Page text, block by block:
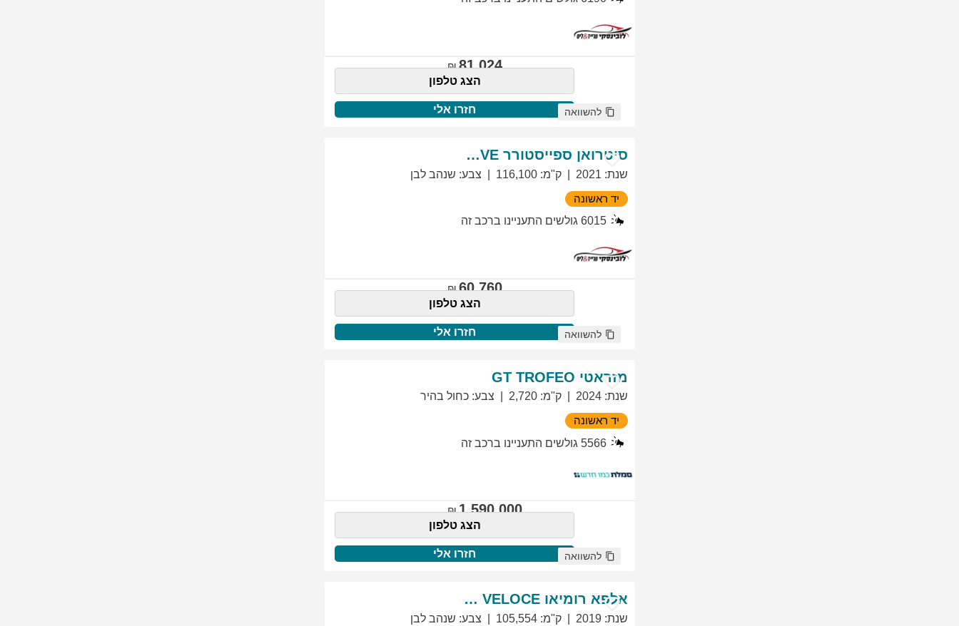
81,024
הצג טלפון
חזרו אלי להשוואה
סיטרואן ספייסטורר EXCLUSIVE
שנת:
2021 ק"מ:
116,100 צבע: שנהב לבן
יד ראשונה
6015 גולשים התעניינו ברכב זה
60,760
הצג טלפון
חזרו אלי להשוואה
מזראטי GT TROFEO
שנת:
2024 ק"מ:
2,720 צבע: כחול בהיר
יד ראשונה
5566 גולשים התעניינו ברכב זה
1,590,000
הצג טלפון
חזרו אלי להשוואה
אלפא רומיאו GIULIETTA VELOCE
שנת:
2019 ק"מ:
105,554 צבע: שנהב לבן